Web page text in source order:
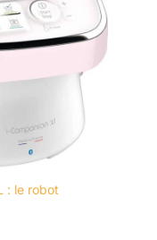
: le robot